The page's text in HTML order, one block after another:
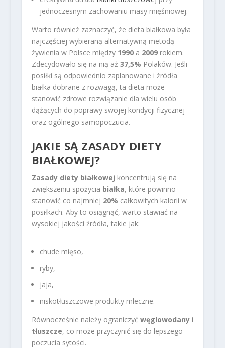
jednoczesnym zachowaniu masy mięśniowej.
Warto również zaznaczyć, że dieta białkowa była
najczęściej wybieraną alternatywną metodą
żywienia w Polsce między 1990a 2009rokiem.
Zdecydowało się na nią aż 37,5% Polaków. Jeśli
posiłki są odpowiednio zaplanowane i źródła
białka dobrane z rozwagą, ta dieta może
stanowić zdrowe rozwiązanie dla wielu osób
dążących do poprawy swojej kondycji fizycznej
oraz ogólnego samopoczucia.
JAKIE SĄ ZASADY DIETY
BIAŁKOWEJ?
Zasady diety białkowej koncentrują się na
zwiększeniu spożycia białka, które powinno
stanowić co najmniej 20% całkowitych kalorii w
posiłkach. Aby to osiągnąć, warto stawiać na
wysokiej jakości źródła, takie jak:
chude mięso,
ryby,
jaja,
niskotłuszczowe produkty mleczne.
Równocześnie należy ograniczyć węglowodanyi
tłuszcze, co może przyczynić się do lepszego
poczucia sytości.